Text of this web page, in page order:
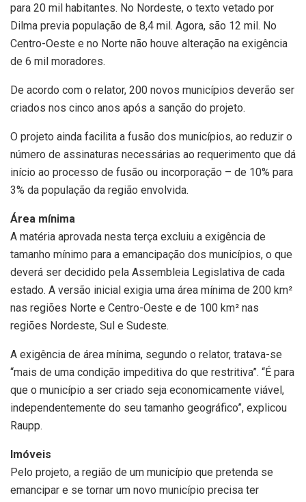
para 20 mil habitantes. No Nordeste, o texto vetado por
Dilma previa população de 8,4 mil. Agora, são 12 mil. No
Centro-Oeste e no Norte não houve alteração na exigência
de 6 mil moradores.
De acordo com o relator, 200 novos municípios deverão ser
criados nos cinco anos após a sanção do projeto.
O projeto ainda facilita a fusão dos municípios, ao reduzir o
número de assinaturas necessárias ao requerimento que dá
início ao processo de fusão ou incorporação – de 10% para
3% da população da região envolvida.
Área mínima
A matéria aprovada nesta terça excluiu a exigência de
tamanho mínimo para a emancipação dos municípios, o que
deverá ser decidido pela Assembleia Legislativa de cada
estado. A versão inicial exigia uma área mínima de 200 km²
nas regiões Norte e Centro-Oeste e de 100 km² nas
regiões Nordeste, Sul e Sudeste.
A exigência de área mínima, segundo o relator, tratava-se
“mais de uma condição impeditiva do que restritiva”. “É para
que o município a ser criado seja economicamente viável,
independentemente do seu tamanho geográfico”, explicou
Raupp.
Imóveis
Pelo projeto, a região de um município que pretenda se
emancipar e se tornar um novo município precisa ter